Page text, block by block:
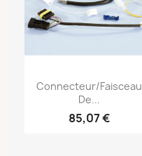
Connecteur/faisceau
De...
85,07 €